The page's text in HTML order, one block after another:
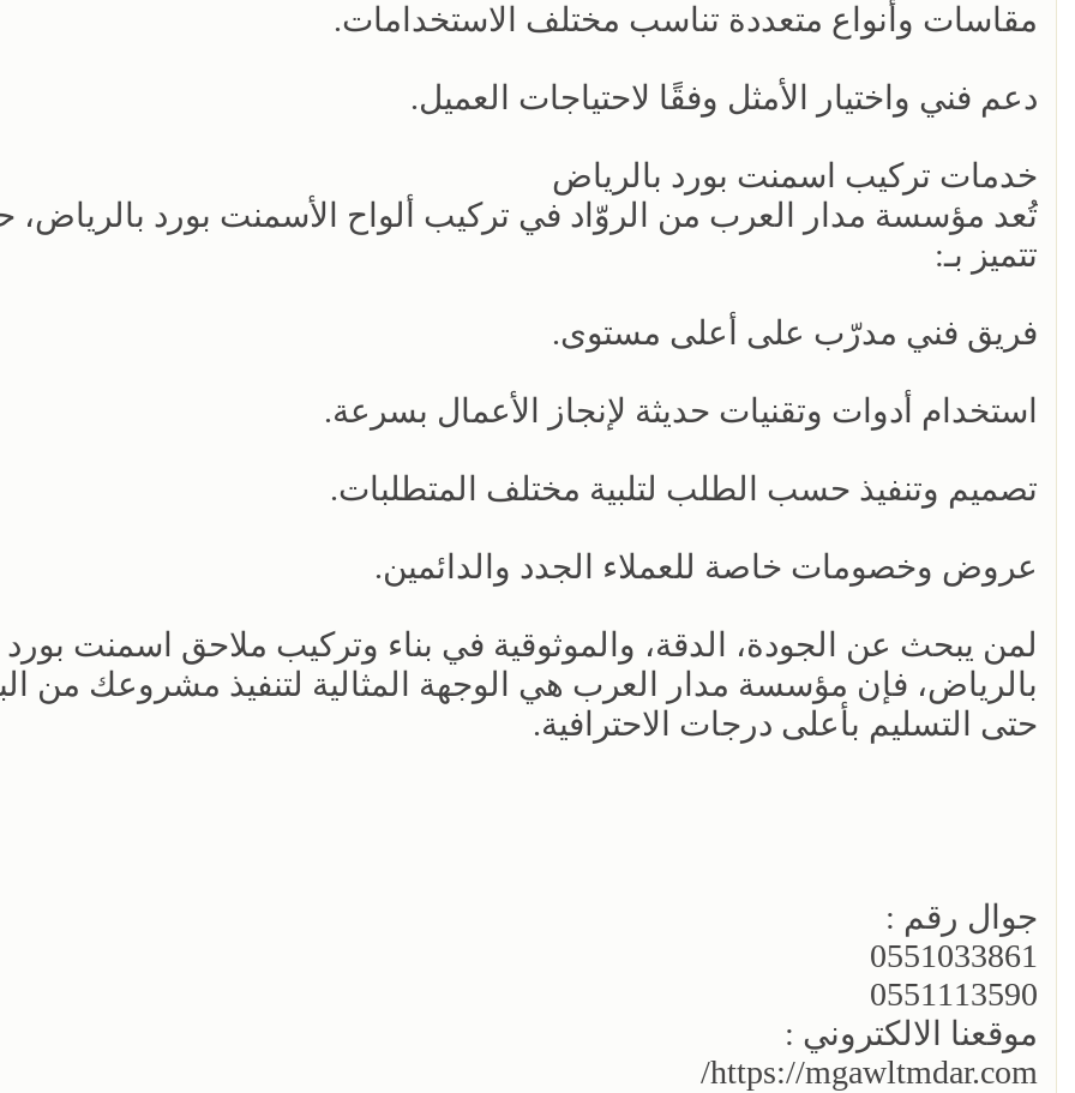
مقاسات وأنواع متعددة تناسب مختلف الاستخدامات.
دعم فني واختيار الأمثل وفقًا لاحتياجات العميل.
خدمات تركيب اسمنت بورد بالرياض
تُعد مؤسسة مدار العرب من الروّاد في تركيب ألواح الأسمنت بورد بالرياض،
تتميز بـ:
فريق فني مدرّب على أعلى مستوى.
استخدام أدوات وتقنيات حديثة لإنجاز الأعمال بسرعة.
تصميم وتنفيذ حسب الطلب لتلبية مختلف المتطلبات.
عروض وخصومات خاصة للعملاء الجدد والدائمين.
لمن يبحث عن الجودة، الدقة، والموثوقية في بناء وتركيب ملاحق اسمنت بورد
بالرياض، فإن مؤسسة مدار العرب هي الوجهة المثالية لتنفيذ مشروعك من
حتى التسليم بأعلى درجات الاحترافية.
جوال رقم :
0551033861
0551113590
موقعنا الالكتروني :
https://mgawltmdar.com/